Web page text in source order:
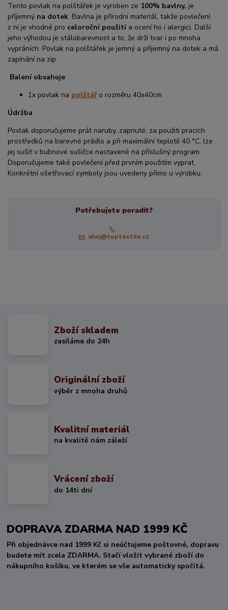
Tento povlak na polštářek je vyroben ze 100% bavlny, je
příjemný na dotek. Bavlna je přírodní materiál, takže povlečení
z ní je vhodné pro celoroční použití a ocení ho i alergici. Další
jeho výhodou je stálobarevnost a to, že drží tvar i po mnoha
vypráních. Povlak na polštářek je jemný a příjemný na dotek a má
zapínání na zip.
Balení obsahuje
1x povlak na polštářo rozměru 40x40cm
Údržba
Povlak doporučujeme prát naruby, zapnuté, za použití pracích
prostředků na barevné prádlo a při maximální teplotě 40 °C, lze
jej sušit v bubnové sušičce nastavené na příslušný program.
Doporučujeme také povlečení před prvním použitím vyprat.
Konkrétní ošetřovací symboly jsou uvedeny přímo u výrobku.
Potřebujete poradit?
ahoj@toptextile.cz
Zboží skladem
zasíláme do 24h
Originální zboží
výběr z mnoha druhů
Kvalitní materiál
na kvalitě nám záleží
Vrácení zboží
do 14ti dní
DOPRAVA ZDARMA NAD 1999 KČ
Při objednávce nad 1999 Kč si neúčtujeme poštovné, dopravu
budete mít zcela ZDARMA. Stačí vložit vybrané zboží do
nákupního košíku, ve kterém se vše automaticky spočítá.